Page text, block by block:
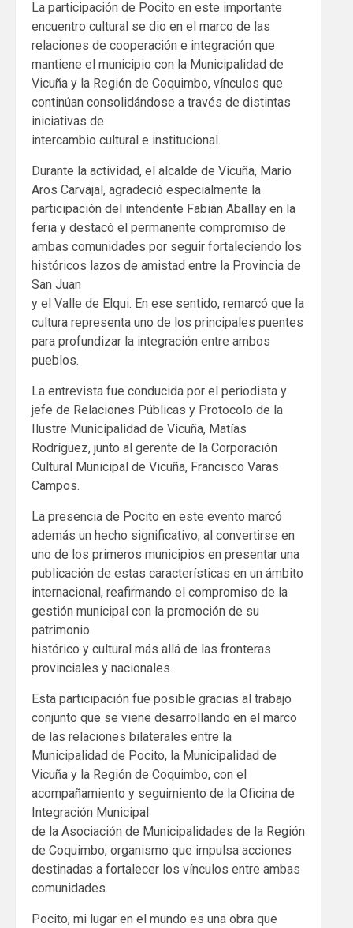
La participación de Pocito en este importante
encuentro cultural se dio en el marco de las
relaciones de cooperación e integración que
mantiene el municipio con la Municipalidad de
Vicuña y la Región de Coquimbo, vínculos que
continúan consolidándose a través de distintas
iniciativas de
intercambio cultural e institucional.
Durante la actividad, el alcalde de Vicuña, Mario
Aros Carvajal, agradeció especialmente la
participación del intendente Fabián Aballay en la
feria y destacó el permanente compromiso de
ambas comunidades por seguir fortaleciendo los
históricos lazos de amistad entre la Provincia de
San Juan
y el Valle de Elqui. En ese sentido, remarcó que la
cultura representa uno de los principales puentes
para profundizar la integración entre ambos
pueblos.
La entrevista fue conducida por el periodista y
jefe de Relaciones Públicas y Protocolo de la
Ilustre Municipalidad de Vicuña, Matías
Rodríguez, junto al gerente de la Corporación
Cultural Municipal de Vicuña, Francisco Varas
Campos.
La presencia de Pocito en este evento marcó
además un hecho significativo, al convertirse en
uno de los primeros municipios en presentar una
publicación de estas características en un ámbito
internacional, reafirmando el compromiso de la
gestión municipal con la promoción de su
patrimonio
histórico y cultural más allá de las fronteras
provinciales y nacionales.
Esta participación fue posible gracias al trabajo
conjunto que se viene desarrollando en el marco
de las relaciones bilaterales entre la
Municipalidad de Pocito, la Municipalidad de
Vicuña y la Región de Coquimbo, con el
acompañamiento y seguimiento de la Oficina de
Integración Municipal
de la Asociación de Municipalidades de la Región
de Coquimbo, organismo que impulsa acciones
destinadas a fortalecer los vínculos entre ambas
comunidades.
Pocito, mi lugar en el mundo es una obra que